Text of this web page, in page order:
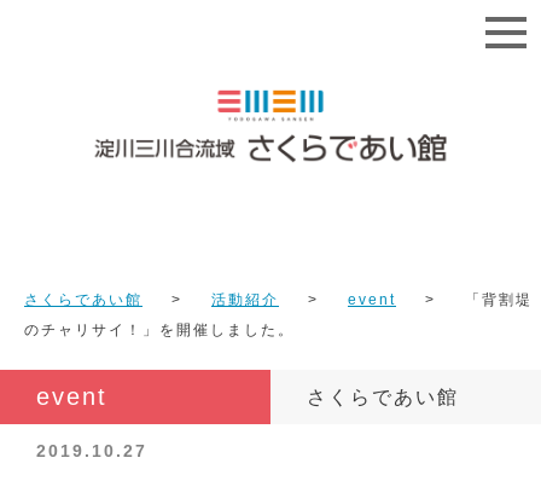
さくらであい館 活動紹介 event
「背割堤
のチャリサイ！」を開催しました。
event さくらであい館
2019.10.27